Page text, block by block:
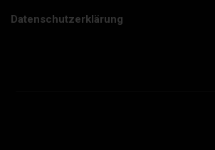
Datenschutzerklärung